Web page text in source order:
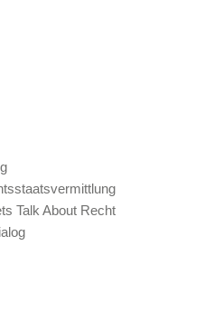
Talk About Recht